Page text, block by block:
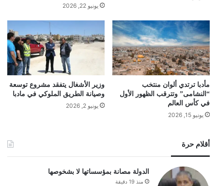
يونيو 22, 2026
مأدبا ترتدي ألوان منتخب
“النشامى” وتترقب الظهور الأول
في كأس العالم
يونيو 15, 2026
وزير الأشغال يتفقد مشروع توسعة
وصيانة الطريق الملوكي في مادبا
يونيو 2, 2026
أقلام حرة
الدولة مصانة بمؤسساتها لا بشخوصها
منذ 19 دقيقة